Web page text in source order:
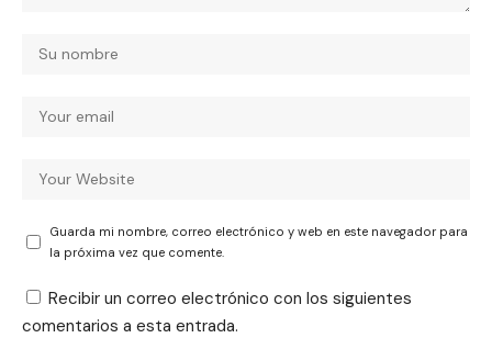
Guarda mi nombre, correo electrónico y web en este navegador para
la próxima vez que comente.
Recibir un correo electrónico con los siguientes
comentarios a esta entrada.